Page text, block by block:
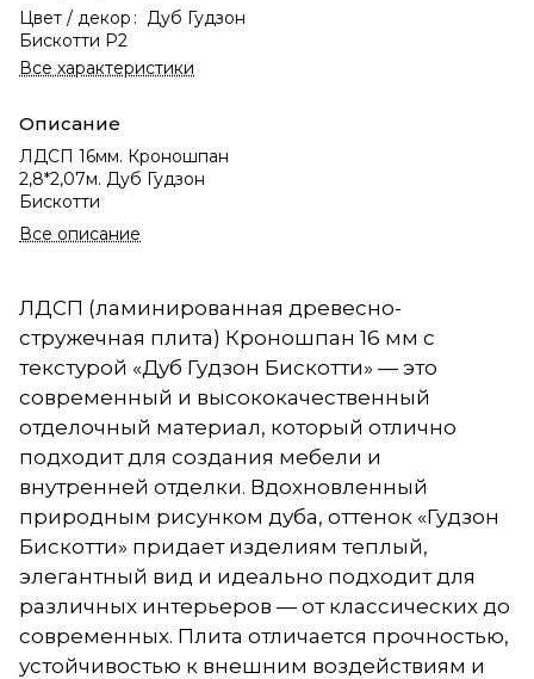
Цвет / декор :
Дуб Гудзон
Бискотти Р2
Все характеристики
Описание
ЛДСП 16мм. Кроношпан
2,8*2,07м. Дуб Гудзон
Бискотти
Все описание
ЛДСП (ламинированная древесно-
стружечная плита) Кроношпан 16 мм с
текстурой «Дуб Гудзон Бискотти» — это
современный и высококачественный
отделочный материал, который отлично
подходит для создания мебели и
внутренней отделки. Вдохновленный
природным рисунком дуба, оттенок «Гудзон
Бискотти» придает изделиям теплый,
элегантный вид и идеально подходит для
различных интерьеров — от классических до
современных. Плита отличается прочностью,
устойчивостью к внешним воздействиям и